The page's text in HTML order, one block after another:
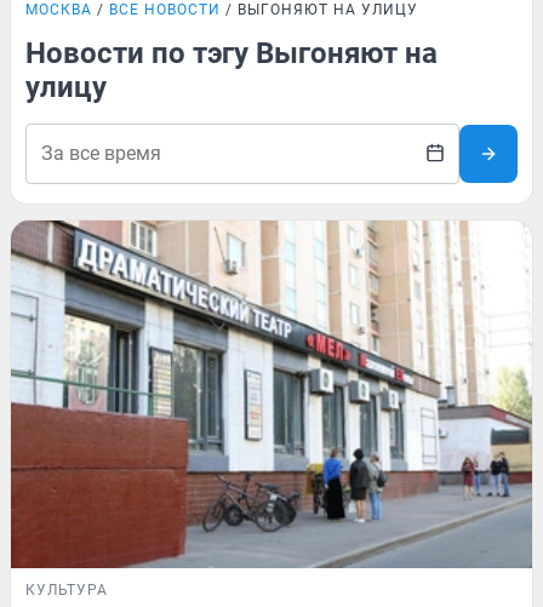
МОСКВА ВСЕ НОВОСТИ ВЫГОНЯЮТ НА УЛИЦУ
Новости по тэгу Выгоняют на
улицу
КУЛЬТУРА